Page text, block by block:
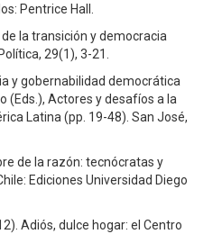
Pentrice Hall.
la transición y democracia
29(1), 3-21.
y gobernabilidad democrática
(Eds.), Actores y desafíos a la
Latina (pp. 19-48). San José,
de la razón: tecnócratas y
Ediciones Universidad Diego
Adiós, dulce hogar: el Centro